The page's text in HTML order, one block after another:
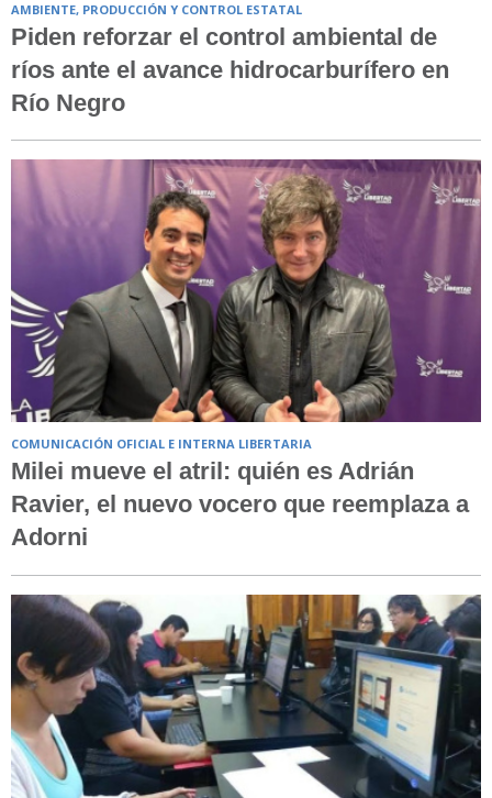
AMBIENTE, PRODUCCIÓN Y CONTROL ESTATAL
Piden reforzar el control ambiental de
ríos ante el avance hidrocarburífero en
Río Negro
COMUNICACIÓN OFICIAL E INTERNA LIBERTARIA
Milei mueve el atril: quién es Adrián
Ravier, el nuevo vocero que reemplaza a
Adorni